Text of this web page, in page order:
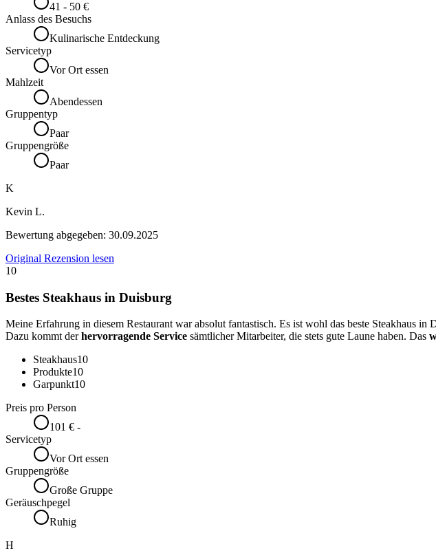
41 - 50 €
Anlass des Besuchs
Kulinarische Entdeckung
Servicetyp
Vor Ort essen
Mahlzeit
Abendessen
Gruppentyp
Paar
Gruppengröße
Paar
K
Kevin L.
Bewertung abgegeben: 30.09.2025
Original Rezension lesen
10
Bestes Steakhaus in Duisburg
Meine Erfahrung in diesem Restaurant war absolut fantastisch. Es ist wohl das beste Steakhaus in
Dazu kommt derhervorragende Service sämtlicher Mitarbeiter, die stets gute Laune haben. Das
Steakhaus10
Produkte10
Garpunkt10
Preis pro Person
101 € -
Servicetyp
Vor Ort essen
Gruppengröße
Große Gruppe
Geräuschpegel
Ruhig
H